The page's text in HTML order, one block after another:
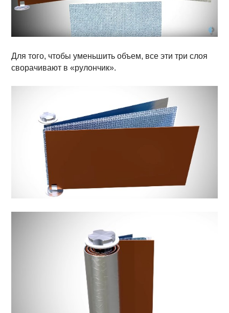
Для того, чтобы уменьшить объем, все эти три слоя
сворачивают в «рулончик».